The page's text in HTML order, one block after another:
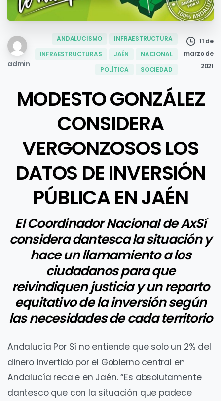
admin
ANDALUCISMO
INFRAESTRUCTURA
INFRAESTRUCTURAS
JAÉN
NACIONAL
POLÍTICA
SOCIEDAD
11 de
marzo de
2021
MODESTO GONZÁLEZ
CONSIDERA
VERGONZOSOS LOS
DATOS DE INVERSIÓN
PÚBLICA EN JAÉN
El Coordinador Nacional de AxSí
considera dantesca la situación y
hace un llamamiento a los
ciudadanos para que
reivindiquen justicia y un reparto
equitativo de la inversión según
las necesidades de cada territorio
Andalucía Por Sí no entiende que solo un 2% del
dinero invertido por el Gobierno central en
Andalucía recale en Jaén. “Es absolutamente
dantesco que con la situación que padece